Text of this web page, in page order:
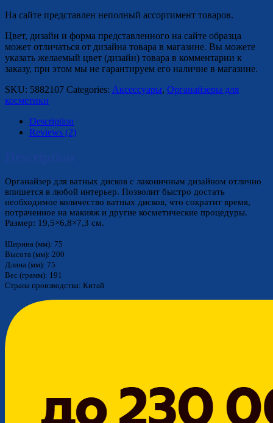
На сайте представлен неполный ассортимент товаров.
Цвет, дизайн и форма представленного на сайте образца
может отличаться от дизайна товара в магазине. Вы можете
указать желаемый цвет (дизайн) товара в комментарии к
заказу, при этом мы не гарантируем его наличие в магазине.
SKU: 5882107 Categories: Аксессуары, Органайзеры для
косметики
Description
Reviews (2)
Органайзер для ватных дисков с лаконичным дизайном отлично
впишется в любой интерьер. Позволит быстро достать
необходимое количество ватных дисков, что сократит время,
потраченное на макияж и другие косметические процедуры.
Размер: 19,5×6,8×7,3 см.
Ширина (мм): 75
Высота (мм): 200
Длина (мм): 75
Вес (грамм): 191
Страна производства: Китай